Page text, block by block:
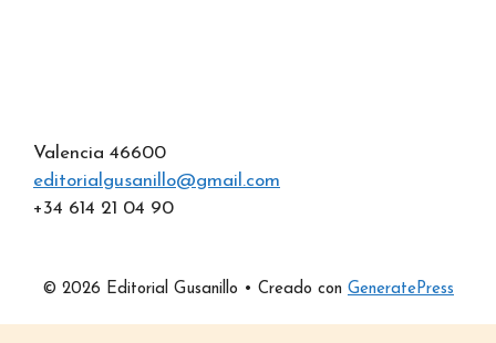
Valencia 46600
editorialgusanillo@gmail.com
+34 614 21 04 90
© 2026 Editorial Gusanillo • Creado con GeneratePress
Artículo añadido al carrito. Finalizar Compra